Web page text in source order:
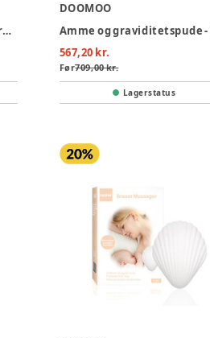
Doomoo Buddy amme- og graviditetspude – Cloudy Kak
DOOMOO
567,20 kr.
Før709,00 kr.
Lagerstatus